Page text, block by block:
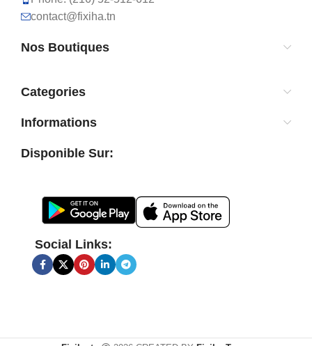
contact@fixiha.tn
Nos Boutiques
Categories
Informations
Disponible Sur:
Social Links: